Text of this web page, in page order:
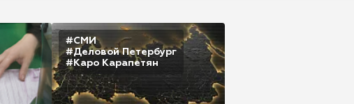
#СМИ
#Деловой Петербург
#Каро Карапетян